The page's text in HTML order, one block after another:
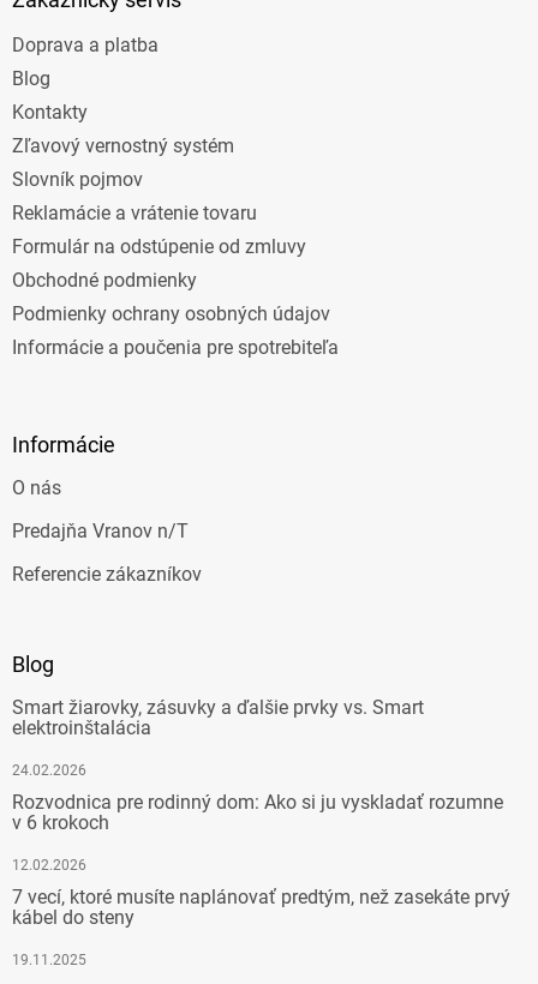
Doprava a platba
Blog
Kontakty
Zľavový vernostný systém
Slovník pojmov
Reklamácie a vrátenie tovaru
Formulár na odstúpenie od zmluvy
Obchodné podmienky
Podmienky ochrany osobných údajov
Informácie a poučenia pre spotrebiteľa
Informácie
O nás
Predajňa Vranov n/T
Referencie zákazníkov
Blog
Smart žiarovky, zásuvky a ďalšie prvky vs. Smart
elektroinštalácia
24.02.2026
Rozvodnica pre rodinný dom: Ako si ju vyskladať rozumne
v 6 krokoch
12.02.2026
7 vecí, ktoré musíte naplánovať predtým, než zasekáte prvý
kábel do steny
19.11.2025